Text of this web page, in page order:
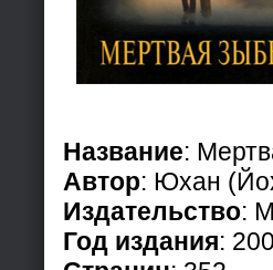
Название:
Автор: Юхан
Издательство:
Год издания: